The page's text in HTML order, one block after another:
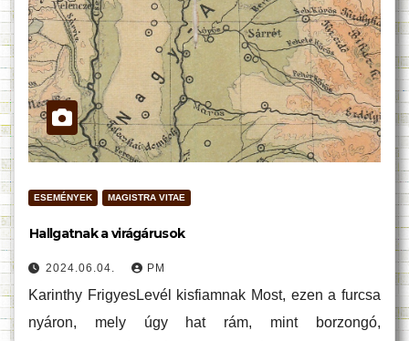
ESEMÉNYEK MAGISTRA VITAE
Hallgatnak a virágárusok
2024.06.04. PM
Karinthy FrigyesLevél kisfiamnak Most, ezen a furcsa
nyáron, mely úgy hat rám, mint borzongó,